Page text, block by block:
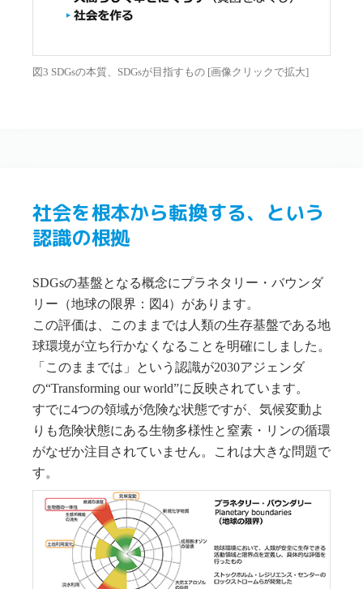
図3 SDGsの本質、SDGsが目指すもの [画像クリックで拡大]
社会を根本から転換する、という
認識の根拠
SDGsの基盤となる概念にプラネタリー・バウンダ
リー（地球の限界：図4）があります。
この評価は、このままでは人類の生存基盤である地
球環境が立ち行かなくなることを明確にしました。
「このままでは」という認識が2030アジェンダ
の“Transforming our world”に反映されています。
すでに4つの領域が危険な状態ですが、気候変動よ
りも危険状態にある生物多様性と窒素・リンの循環
がなぜか注目されていません。これは大きな問題で
す。